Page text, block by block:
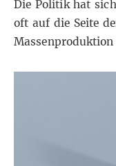
Die Politik hat
oft auf die Seite